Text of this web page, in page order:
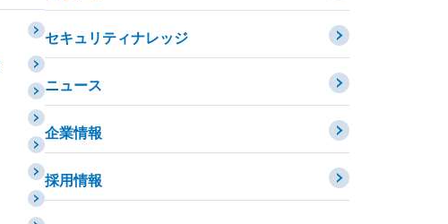
セキュリティナレッジ
ニュース
企業情報
採用情報